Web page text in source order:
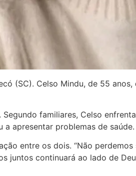
(SC). Celso Mindu, de 55 anos,
familiares, Celso
apresentar problemas de saúde.
entre os dois. “Não
juntos continuará ao lado de